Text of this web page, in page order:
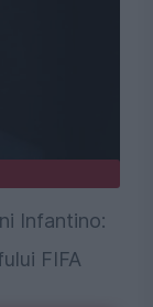
Infantino:
FIFA